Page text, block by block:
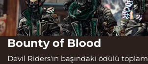
Bounty of Blood
Devil Riders'ın başındaki ödülü